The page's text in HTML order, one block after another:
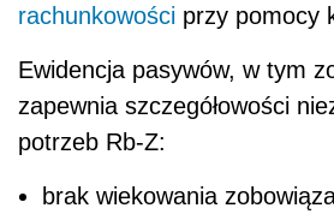
rachunkowości przy pomocy
Ewidencja pasywów, w tym
zapewnia szczegółowości
potrzeb Rb-Z:
brak wiekowania